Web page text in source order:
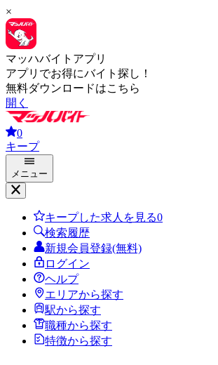
×
マッハバイトアプリ
アプリでお得にバイト探し！
無料ダウンロードはこちら
開く
0
キープ
メニュー
キープした求人を見る0
検索履歴
新規会員登録(無料)
ログイン
ヘルプ
エリアから探す
駅から探す
職種から探す
特徴から探す